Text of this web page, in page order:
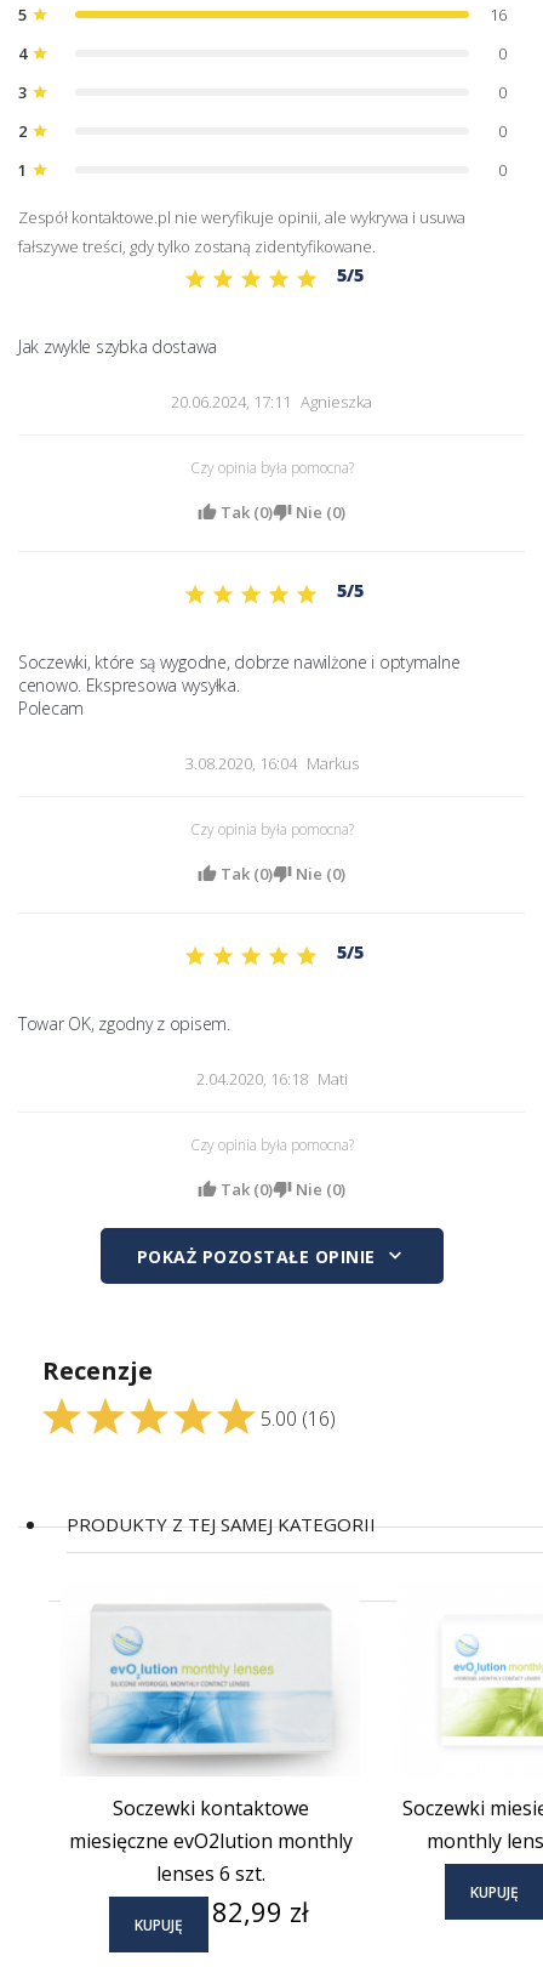
5 star
16
4 star
0
3 star
0
2 star
0
1 star 0
Zespół kontaktowe.pl nie weryfikuje opinii, ale wykrywa i usuwa
fałszywe treści, gdy tylko zostaną zidentyfikowane.
5/5
Jak zwykle szybka dostawa
20.06.2024, 17:11 Agnieszka
Czy opinia była pomocna?
Tak (0) Nie (0)
5/5
Soczewki, które są wygodne, dobrze nawilżone i optymalne
cenowo. Ekspresowa wysyłka.
Polecam
3.08.2020, 16:04 Markus
Czy opinia była pomocna?
Tak (0) Nie (0)
5/5
Towar OK, zgodny z opisem.
2.04.2020, 16:18 Mati
Czy opinia była pomocna?
Tak (0) Nie (0)
POKAŻ POZOSTAŁE OPINIE keyboard_arrow_down
Recenzje
5.00 (16)
PRODUKTY Z TEJ SAMEJ KATEGORII
Soczewki kontaktowe
miesięczne evO2lution monthly
lenses 6 szt.
KUPUJĘ Cena
82,99 zł
Soczewki
monthly
KUPUJĘ